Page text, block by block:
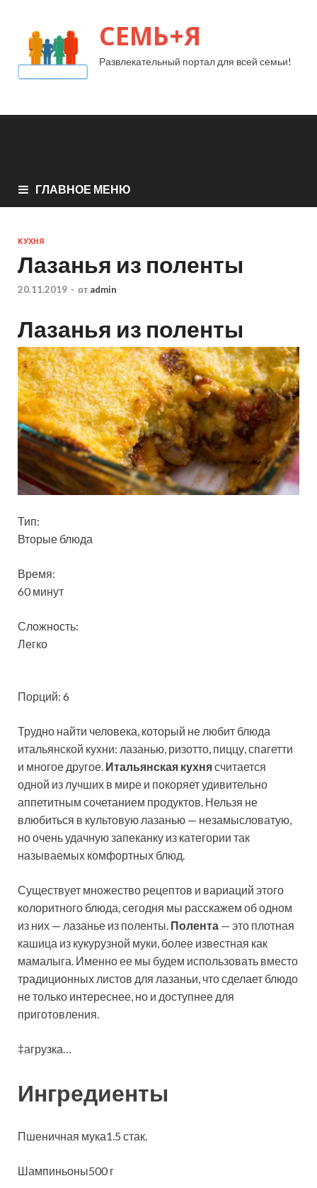
СЕМЬ+Я
Развлекательный портал для всей семьи!
ГЛАВНОЕ МЕНЮ
КУХНЯ
Лазанья из поленты
20.11.2019 - от admin
Лазанья из поленты
Тип:
Вторые блюда
Время:
60 минут
Сложность:
Легко
Порций: 6
Трудно найти человека, который не любит блюда
итальянской кухни: лазанью, ризотто, пиццу, спагетти
и многое другое. Итальянская кухнясчитается
одной из лучших в мире и покоряет удивительно
аппетитным сочетанием продуктов. Нельзя не
влюбиться в культовую лазанью — незамысловатую,
но очень удачную запеканку из категории так
называемых комфортных блюд.
Существует множество рецептов и вариаций этого
колоритного блюда, сегодня мы расскажем об одном
из них — лазанье из поленты. Полента — это плотная
кашица из кукурузной муки, более известная как
мамалыга. Именно ее мы будем использовать вместо
традиционных листов для лазаньи, что сделает блюдо
не только интереснее, но и доступнее для
приготовления.
‡агрузка…
Ингредиенты
Пшеничная мука1.5 стак.
Шампиньоны500 г